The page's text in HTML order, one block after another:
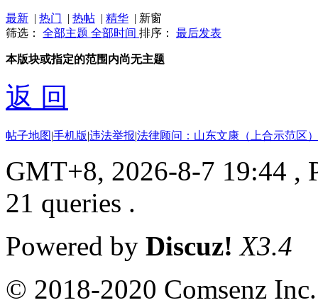
最新 | 热门 | 热帖 | 精华 | 新窗
筛选： 全部主题 全部时间 排序： 最后发表
本版块或指定的范围内尚无主题
返 回
帖子地图|手机版|违法举报|法律顾问：山东文康（上合示范区
GMT+8, 2026-8-7 19:44 ,
21 queries .
Powered by Discuz! X3.4
© 2018-2020 Comsenz Inc.